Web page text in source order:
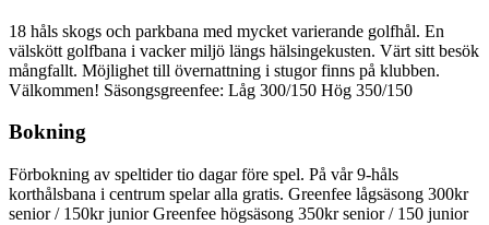
18 håls skogs och parkbana med mycket varierande golfhål. En
välskött golfbana i vacker miljö längs hälsingekusten. Värt sitt besök
mångfallt. Möjlighet till övernattning i stugor finns på klubben.
Välkommen! Säsongsgreenfee: Låg 300/150 Hög 350/150
Bokning
Förbokning av speltider tio dagar före spel. På vår 9-håls
korthålsbana i centrum spelar alla gratis. Greenfee lågsäsong 300kr
senior / 150kr junior Greenfee högsäsong 350kr senior / 150 junior